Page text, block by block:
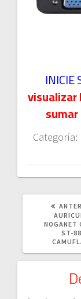
INICIE
visualizar
Categoría:
NOGANET
ST-